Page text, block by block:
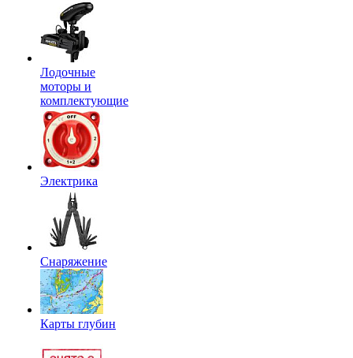
Лодочные
моторы и
комплектующие
Электрика
Снаряжение
Карты глубин